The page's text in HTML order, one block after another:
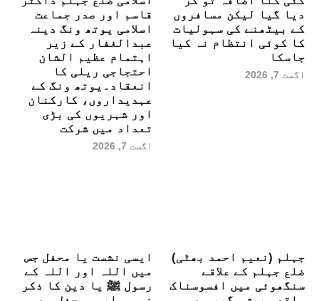
دیا گیا لیکن مسافروں
کے بیٹھنے کی سہولیات
کا کوئی انتظام نہ کیا
جاسکا
اگست 7, 2026
قاسم اور صدر جماعت
اسلامی یوتھ ونگ دینہ
عبدالغفار کے زیر
اہتمام عظیم الشان
احتجاجی ریلی کا
انعقاد۔یوتھ ونگ کے
عہدیداروں، کارکنان
اور شہریوں کی بڑی
تعداد میں شرکت
اگست 7, 2026
جہلم (نعیم احمد بھٹی)
ضلع جہلم کے علاقے
سنگھوئی میں افسوسناک
ایسی نشست یا محفل جس
میں اللہ اور اللہ کے
رسول ﷺ یا دین کا ذکر